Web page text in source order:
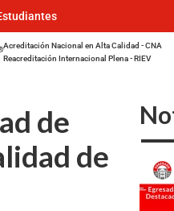
Acreditación Nacional en Alta Calidad - CNA
Reacreditación Internacional Plena - RIEV
de
de